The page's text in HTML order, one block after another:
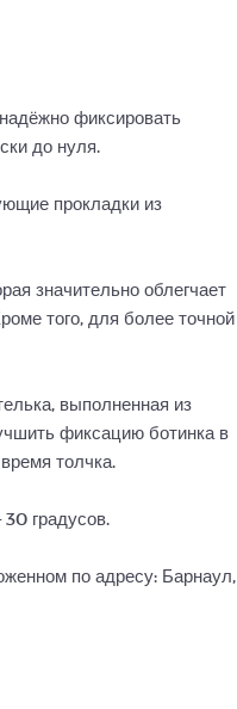
фиксировать
до нуля.
прокладки из
значительно облегчает
того, для более точной
выполненная из
фиксацию ботинка в
толчка.
градусов.
по адресу: Барнаул,